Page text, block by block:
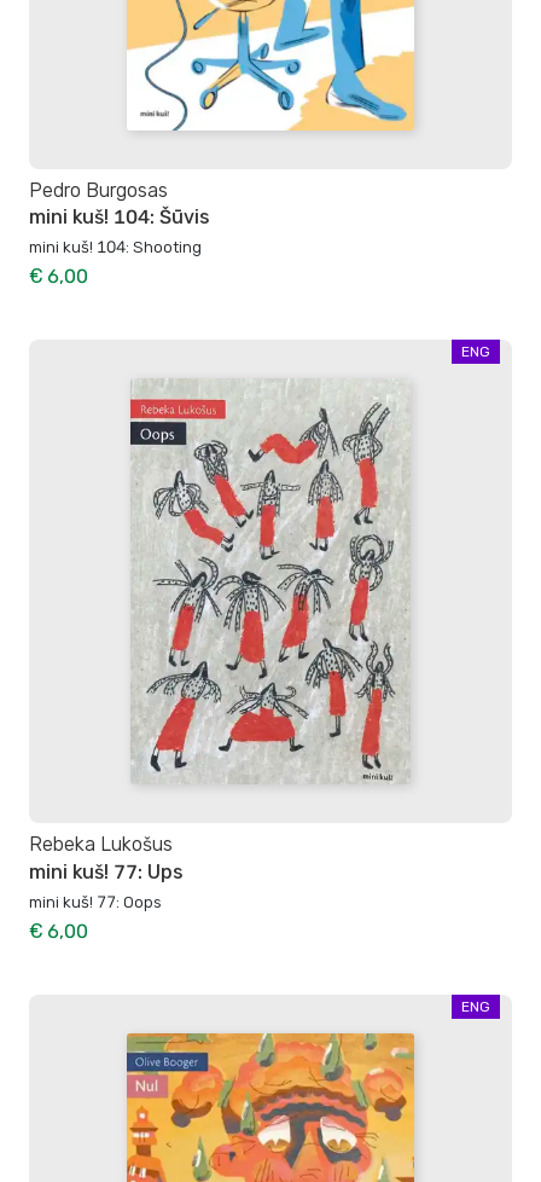
Pedro Burgosas
mini kuš! 104: Šūvis
mini kuš! 104: Shooting
€ 6,00
ENG
Rebeka Lukošus
mini kuš! 77: Ups
mini kuš! 77: Oops
€ 6,00
ENG